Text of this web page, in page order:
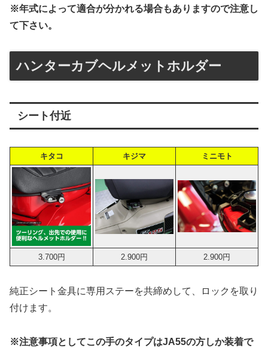
※年式によって適合が分かれる場合もありますので注意し
て下さい。
ハンターカブヘルメットホルダー
シート付近
キタコ キジマ ミニモト
3.700円 2.900円 2.900円
純正シート金具に専用ステーを共締めして、ロックを取り
付けます。
※注意事項としてこの手のタイプはJA55の方しか装着で